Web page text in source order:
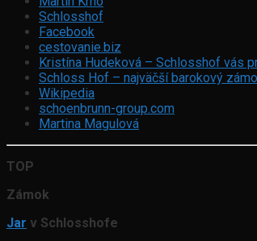
Schlosshof
Facebook
cestovanie.biz
Kristína Hudeková – Schlosshof vás
Schloss Hof – najväčší barokový
Wikipedia
schoenbrunn-group.com
Martina Magulová
TOP
Zámok
Jar v Schlosshofe